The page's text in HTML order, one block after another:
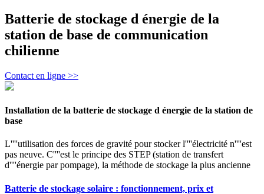
Batterie de stockage d énergie de la
station de base de communication
chilienne
Contact en ligne >>
Installation de la batterie de stockage d énergie de la station de
base
L''''utilisation des forces de gravité pour stocker l''''électricité n''''est
pas neuve. C''''est le principe des STEP (station de transfert
d''''énergie par pompage), la méthode de stockage la plus ancienne
Batterie de stockage solaire : fonctionnement, prix et